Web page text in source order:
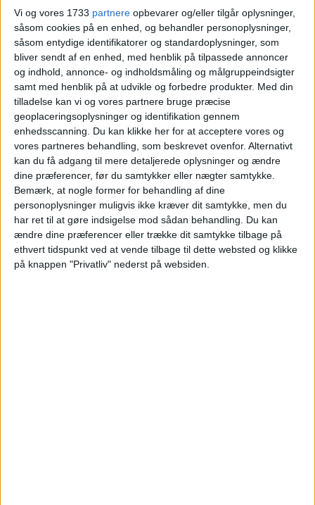
Vi og vores 1733 partnere opbevarer og/eller tilgår oplysninger,
såsom cookies på en enhed, og behandler personoplysninger,
såsom entydige identifikatorer og standardoplysninger, som
bliver sendt af en enhed, med henblik på tilpassede annoncer
og indhold, annonce- og indholdsmåling og målgruppeindsigter
samt med henblik på at udvikle og forbedre produkter. Med din
tilladelse kan vi og vores partnere bruge præcise
geoplaceringsoplysninger og identifikation gennem
enhedsscanning. Du kan klikke her for at acceptere vores og
vores partneres behandling, som beskrevet ovenfor. Alternativt
kan du få adgang til mere detaljerede oplysninger og ændre
dine præferencer, før du samtykker eller nægter samtykke.
Bemærk, at nogle former for behandling af dine
personoplysninger muligvis ikke kræver dit samtykke, men du
har ret til at gøre indsigelse mod sådan behandling.
Du kan
ændre dine præferencer eller trække dit samtykke tilbage på
ethvert tidspunkt ved at vende tilbage til dette websted og klikke
på knappen "Privatliv" nederst på websiden.
Roms lufthavn
satser 9 milliarder
euro - skal være
klar til
jubilæumsåret
2033